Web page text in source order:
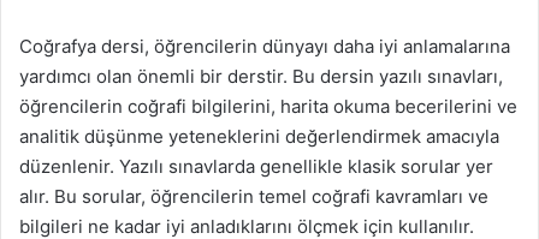
Coğrafya dersi, öğrencilerin dünyayı daha iyi anlamalarına
yardımcı olan önemli bir derstir. Bu dersin yazılı sınavları,
öğrencilerin coğrafi bilgilerini, harita okuma becerilerini ve
analitik düşünme yeteneklerini değerlendirmek amacıyla
düzenlenir. Yazılı sınavlarda genellikle klasik sorular yer
alır. Bu sorular, öğrencilerin temel coğrafi kavramları ve
bilgileri ne kadar iyi anladıklarını ölçmek için kullanılır.